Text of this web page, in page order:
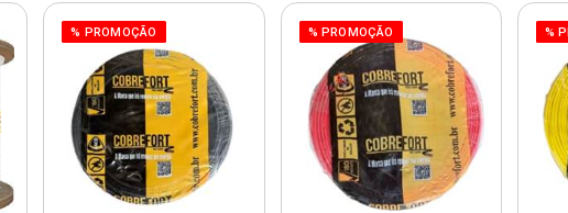
% PROMOÇÃO % PROMOÇÃO %